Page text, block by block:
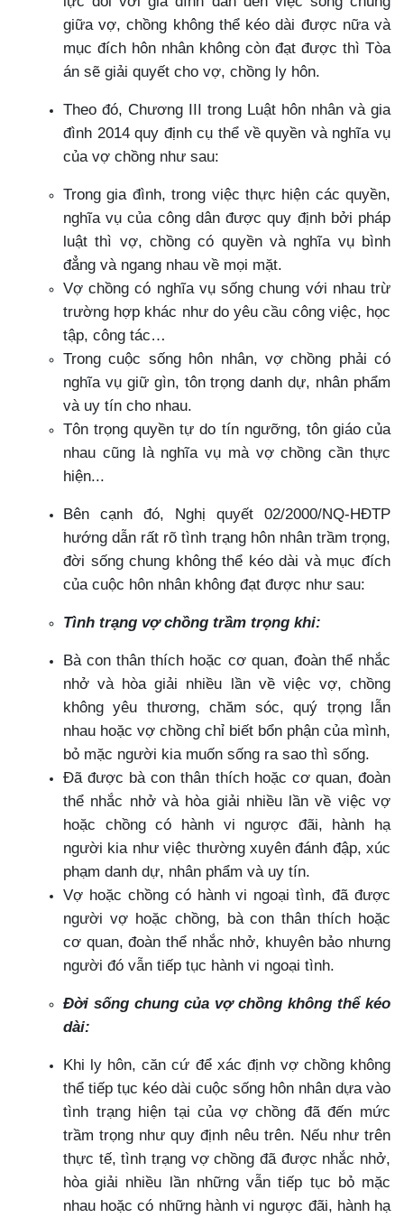
giữa vợ, chồng không thể kéo dài được nữa và
mục đích hôn nhân không còn đạt được thì Tòa
án sẽ giải quyết cho vợ, chồng ly hôn.
Theo đó, Chương III trong Luật hôn nhân và gia
đình 2014 quy định cụ thể về quyền và nghĩa vụ
của vợ chồng như sau:
Trong gia đình, trong việc thực hiện các quyền,
nghĩa vụ của công dân được quy định bởi pháp
luật thì vợ, chồng có quyền và nghĩa vụ bình
đẳng và ngang nhau về mọi mặt.
Vợ chồng có nghĩa vụ sống chung với nhau trừ
trường hợp khác như do yêu cầu công việc, học
tập, công tác…
Trong cuộc sống hôn nhân, vợ chồng phải có
nghĩa vụ giữ gìn, tôn trọng danh dự, nhân phẩm
và uy tín cho nhau.
Tôn trọng quyền tự do tín ngưỡng, tôn giáo của
nhau cũng là nghĩa vụ mà vợ chồng cần thực
hiện...
Bên cạnh đó, Nghị quyết 02/2000/NQ-HĐTP
hướng dẫn rất rõ tình trạng hôn nhân trầm trọng,
đời sống chung không thể kéo dài và mục đích
của cuộc hôn nhân không đạt được như sau:
Tình trạng vợ chồng trầm trọng khi:
Bà con thân thích hoặc cơ quan, đoàn thể nhắc
nhở và hòa giải nhiều lần về việc vợ, chồng
không yêu thương, chăm sóc, quý trọng lẫn
nhau hoặc vợ chồng chỉ biết bổn phận của mình,
bỏ mặc người kia muốn sống ra sao thì sống.
Đã được bà con thân thích hoặc cơ quan, đoàn
thể nhắc nhở và hòa giải nhiều lần về việc vợ
hoặc chồng có hành vi ngược đãi, hành hạ
người kia như việc thường xuyên đánh đập, xúc
phạm danh dự, nhân phẩm và uy tín.
Vợ hoặc chồng có hành vi ngoại tình, đã được
người vợ hoặc chồng, bà con thân thích hoặc
cơ quan, đoàn thể nhắc nhở, khuyên bảo nhưng
người đó vẫn tiếp tục hành vi ngoại tình.
Đời sống chung của vợ chồng không thể kéo
dài:
Khi ly hôn, căn cứ để xác định vợ chồng không
thể tiếp tục kéo dài cuộc sống hôn nhân dựa vào
tình trạng hiện tại của vợ chồng đã đến mức
trầm trọng như quy định nêu trên. Nếu như trên
thực tế, tình trạng vợ chồng đã được nhắc nhở,
hòa giải nhiều lần những vẫn tiếp tục bỏ mặc
nhau hoặc có những hành vi ngược đãi, hành hạ